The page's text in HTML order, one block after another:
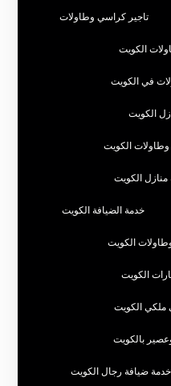
تاجير كراسي وطاولات
الكويت
في الكويت
الكويت
الكويت
الكويت
خدمة الضيافة الكويت
الكويت
الكويت
ملكي الكويت
بالكويت
خدمة ضيافة رجال الكويت